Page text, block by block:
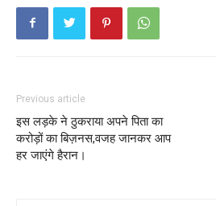
Previous article
इस लड़के ने ठुकराया अपने पिता का
करोड़ों का बिज़नस,वजह जानकर आप
हर जाएंगे हैरान।